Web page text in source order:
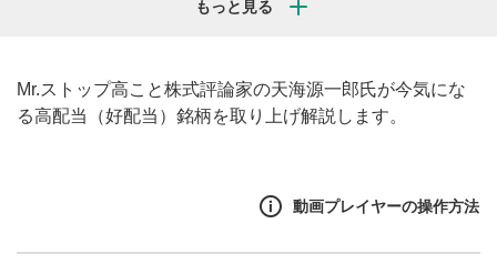
Mr.ストップ高こと株式評論家の天海源一郎氏が今気にな
る高配当（好配当）銘柄を取り上げ解説します。
動画プレイヤーの操作方法